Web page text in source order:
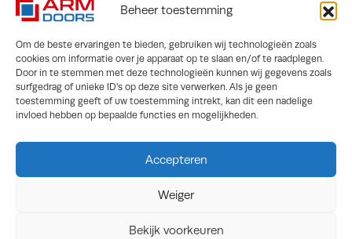
Beheer toestemming
Om de beste ervaringen te bieden, gebruiken wij technologieën zoals
cookies om informatie over je apparaat op te slaan en/of te raadplegen.
Door in te stemmen met deze technologieën kunnen wij gegevens zoals
surfgedrag of unieke ID's op deze site verwerken. Als je geen
toestemming geeft of uw toestemming intrekt, kan dit een nadelige
invloed hebben op bepaalde functies en mogelijkheden.
Accepteren
Weiger
Bekijk voorkeuren
Jaargetijdenweg 2
7532 SX Enschede (NL)
info@armdoors.be
Privacy